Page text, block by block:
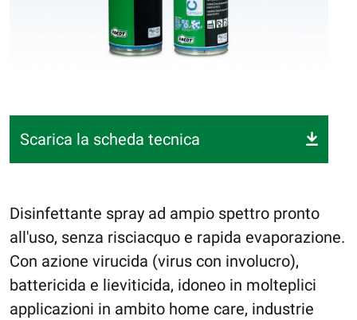
Scarica la scheda tecnica
Disinfettante spray ad ampio spettro pronto
all'uso, senza risciacquo e rapida evaporazione.
Con azione virucida (virus con involucro),
battericida e lieviticida, idoneo in molteplici
applicazioni in ambito home care, industrie